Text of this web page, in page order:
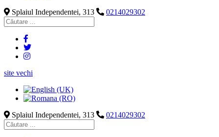
Splaiul Independentei, 313
0214029302
site vechi
Splaiul Independentei, 313 0214029302